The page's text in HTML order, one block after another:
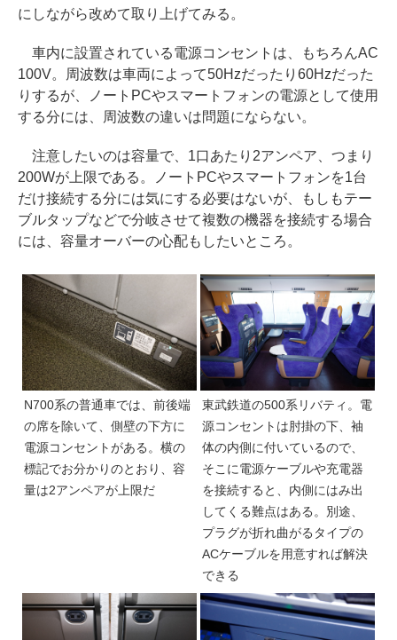
にしながら改めて取り上げてみる。
車内に設置されている電源コンセントは、もちろんAC
100V。周波数は車両によって50Hzだったり60Hzだった
りするが、ノートPCやスマートフォンの電源として使用
する分には、周波数の違いは問題にならない。
注意したいのは容量で、1口あたり2アンペア、つまり
200Wが上限である。ノートPCやスマートフォンを1台
だけ接続する分には気にする必要はないが、もしもテー
ブルタップなどで分岐させて複数の機器を接続する場合
には、容量オーバーの心配もしたいところ。
N700系の普通車では、前後端
の席を除いて、側壁の下方に
電源コンセントがある。横の
標記でお分かりのとおり、容
量は2アンペアが上限だ
東武鉄道の500系リバティ。電
源コンセントは肘掛の下、袖
体の内側に付いているので、
そこに電源ケーブルや充電器
を接続すると、内側にはみ出
してくる難点はある。別途、
プラグが折れ曲がるタイプの
ACケーブルを用意すれば解決
できる